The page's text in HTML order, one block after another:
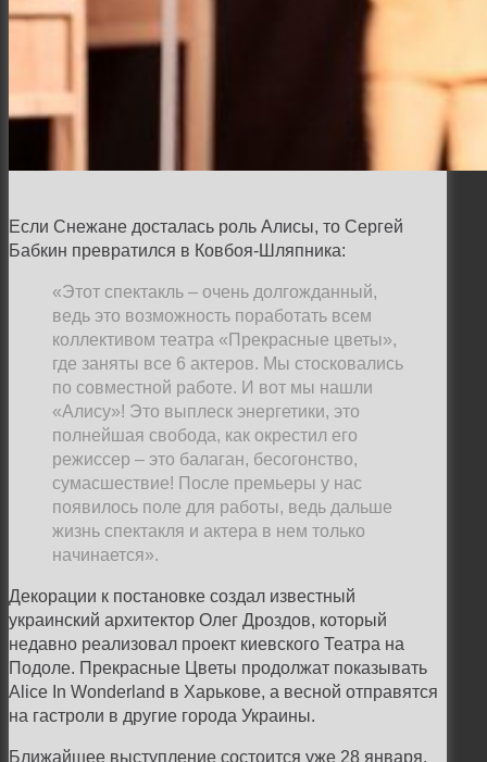
Если Снежане досталась роль Алисы, то Сергей
Бабкин превратился в Ковбоя-Шляпника:
«Этот спектакль – очень долгожданный,
ведь это возможность поработать всем
коллективом театра «Прекрасные цветы»,
где заняты все 6 актеров. Мы стосковались
по совместной работе. И вот мы нашли
«Алису»! Это выплеск энергетики, это
полнейшая свобода, как окрестил его
режиссер – это балаган, бесогонство,
сумасшествие! После премьеры у нас
появилось поле для работы, ведь дальше
жизнь спектакля и актера в нем только
начинается».
Декорации к постановке создал известный
украинский архитектор Олег Дроздов, который
недавно реализовал проект киевского Театра на
Подоле. Прекрасные Цветы продолжат показывать
Alice In Wonderland в Харькове, а весной отправятся
на гастроли в другие города Украины.
Ближайшее выступление состоится уже 28 января.